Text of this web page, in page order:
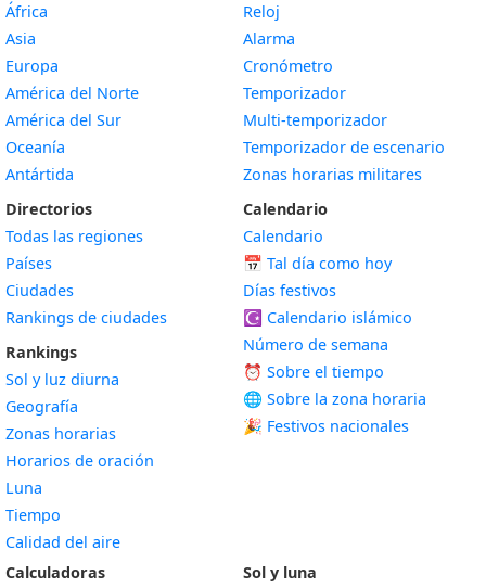
África
Asia
Europa
América del Norte
América del Sur
Oceanía
Antártida
Directorios
Todas las regiones
Países
Ciudades
Rankings de ciudades
Rankings
Sol y luz diurna
Geografía
Zonas horarias
Horarios de oración
Luna
Tiempo
Calidad del aire
Reloj
Alarma
Cronómetro
Temporizador
Multi-temporizador
Temporizador de escenario
Zonas horarias militares
Calendario
Calendario
📅 Tal día como hoy
Días festivos
☪️ Calendario islámico
Número de semana
⏰ Sobre el tiempo
🌐 Sobre la zona horaria
🎉 Festivos nacionales
Calculadoras
Sol y luna